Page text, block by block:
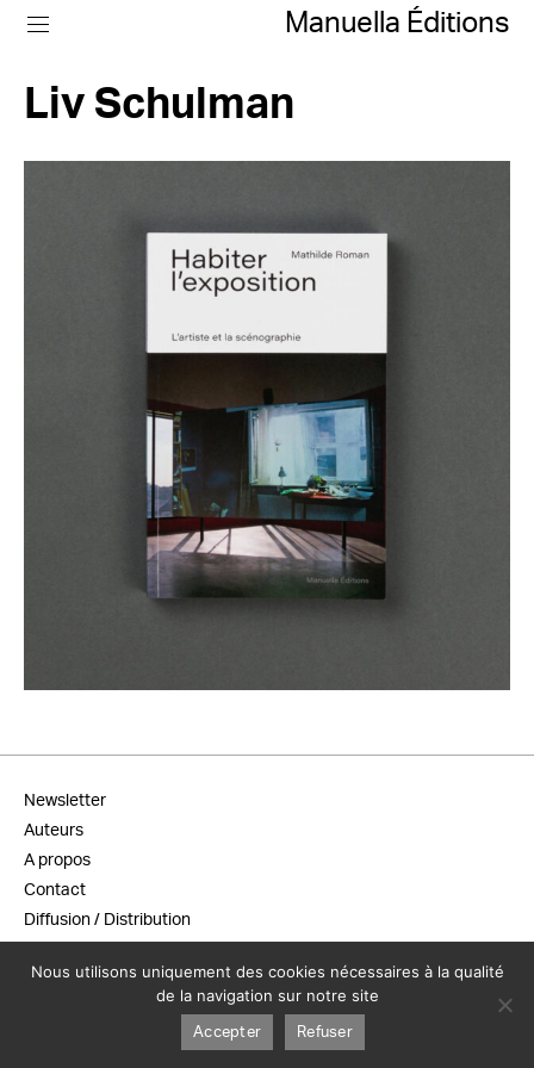
Manuella Éditions
Liv Schulman
Newsletter
Auteurs
A propos
Contact
Diffusion / Distribution
Mentions légales
Nous utilisons uniquement des cookies nécessaires à la qualité
de la navigation sur notre site
Accepter Refuser